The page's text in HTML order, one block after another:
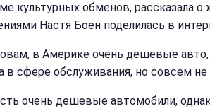
культурных обменов, рассказала
Настя Боен поделилась в
в Америке очень дешевые
в сфере обслуживания, но совсем не
очень дешевые автомобили,